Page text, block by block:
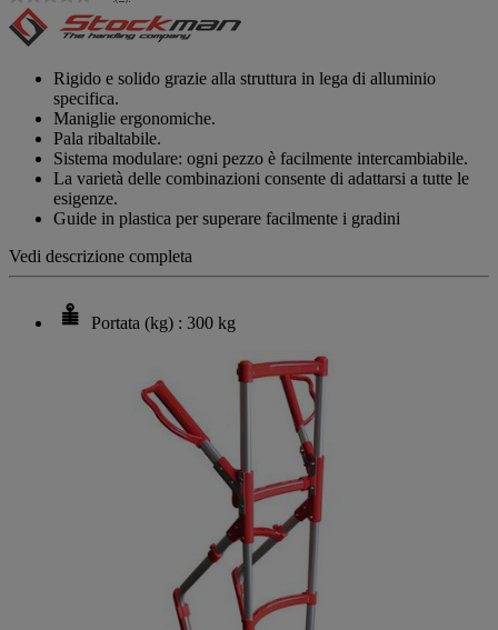
valutazione
Stesso
pagina.
Rigido e solido grazie alla struttura in lega di alluminio
specifica.
Maniglie ergonomiche.
Pala ribaltabile.
Sistema modulare: ogni pezzo è facilmente intercambiabile.
La varietà delle combinazioni consente di adattarsi a tutte le
esigenze.
Guide in plastica per superare facilmente i gradini
Vedi descrizione completa
Portata (kg) : 300 kg